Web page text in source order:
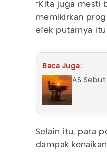
"Kita juga mesti
memikirkan
efek putarnya
Baca Juga:
AS
Selain itu, para
dampak